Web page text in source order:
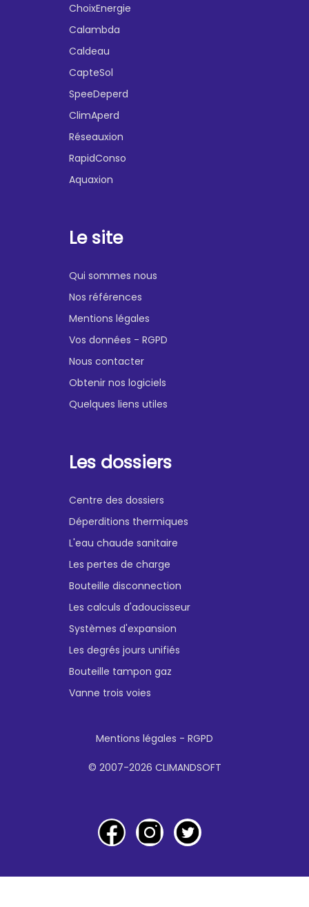
ChoixEnergie
Calambda
Caldeau
CapteSol
SpeeDeperd
ClimAperd
Réseauxion
RapidConso
Aquaxion
Le site
Qui sommes nous
Nos références
Mentions légales
Vos données - RGPD
Nous contacter
Obtenir nos logiciels
Quelques liens utiles
Les dossiers
Centre des dossiers
Déperditions thermiques
L'eau chaude sanitaire
Les pertes de charge
Bouteille disconnection
Les calculs d'adoucisseur
Systèmes d'expansion
Les degrés jours unifiés
Bouteille tampon gaz
Vanne trois voies
Mentions légales - RGPD
© 2007-2026 CLIMANDSOFT